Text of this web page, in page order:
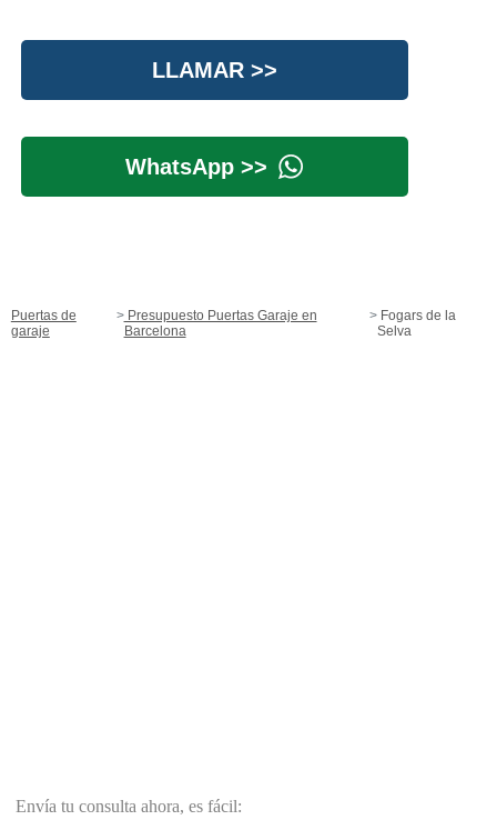
LLAMAR >>
WhatsApp >>
Puertas de
garaje
Presupuesto Puertas Garaje en
Barcelona
Fogars de la
Selva
Envía tu consulta ahora, es fácil: